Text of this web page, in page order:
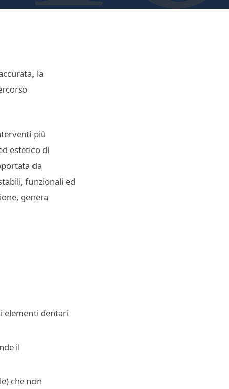
la
più
estetico di
da
funzionali ed
genera
elementi dentari
il
che non